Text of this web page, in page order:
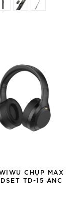
CHỤP MAX
TD-15 ANC